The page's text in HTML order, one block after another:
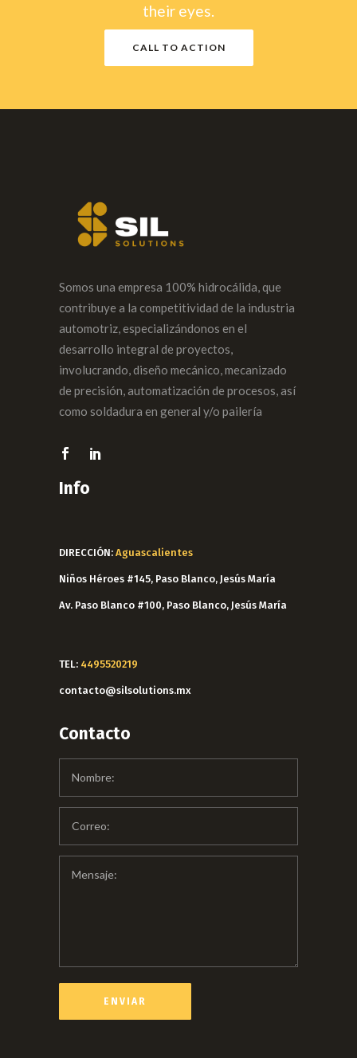
their eyes.
CALL TO ACTION
Somos una empresa 100% hidrocálida, que
contribuye a la competitividad de la industria
automotriz, especializándonos en el
desarrollo integral de proyectos,
involucrando, diseño mecánico, mecanizado
de precisión, automatización de procesos, así
como soldadura en general y/o pailería
Info
DIRECCIÓN: Aguascalientes
Niños Héroes #145, Paso Blanco, Jesús María
Av. Paso Blanco #100, Paso Blanco, Jesús María
TEL: 4495520219
contacto@silsolutions.mx
Contacto